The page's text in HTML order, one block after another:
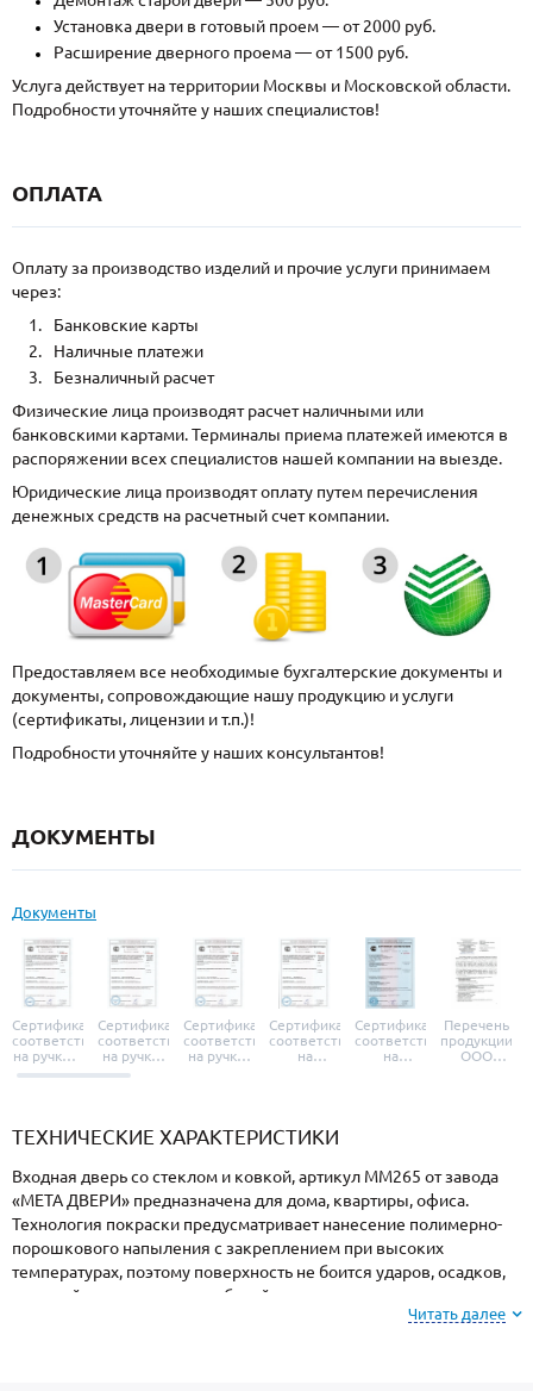
Установка двери в готовый проем — от 2000 руб.
Расширение дверного проема — от 1500 руб.
Услуга действует на территории Москвы и Московской области.
Подробности уточняйте у наших специалистов!
ОПЛАТА
Оплату за производство изделий и прочие услуги принимаем
через:
Банковские карты
Наличные платежи
Безналичный расчет
Физические лица производят расчет наличными или
банковскими картами. Терминалы приема платежей имеются в
распоряжении всех специалистов нашей компании на выезде.
Юридические лица производят оплату путем перечисления
денежных средств на расчетный счет компании.
Предоставляем все необходимые бухгалтерские документы и
документы, сопровождающие нашу продукцию и услуги
(сертификаты, лицензии и т.п.)!
Подробности уточняйте у наших консультантов!
ДОКУМЕНТЫ
Документы
Сертификат
соответствия
на ручки и
броненакладки
Сертификат
соответствия
на ручки-
защелки
Сертификат
соответствия
на ручки-
Сертификат
соответствия
на
Сертификат
соответствия
на
Перечень
продукции
ООО
ТЕХНИЧЕСКИЕ ХАРАКТЕРИСТИКИ
Входная дверь со стеклом и ковкой, артикул ММ265 от завода
«МЕТА ДВЕРИ» предназначена для дома, квартиры, офиса.
Технология покраски предусматривает нанесение полимерно-
порошкового напыления с закреплением при высоких
температурах, поэтому поверхность не боится ударов, осадков,
высокой влажности и колебаний температуры.
Читать далее